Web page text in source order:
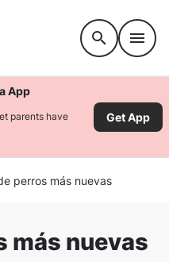
App
parents have
Get App
perros más nuevas
más nuevas